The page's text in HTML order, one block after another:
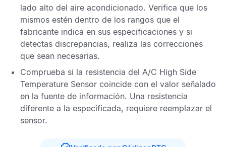
lado alto del aire acondicionado. Verifica que los
mismos estén dentro de los rangos que el
fabricante indica en sus especificaciones y si
detectas discrepancias, realiza las correcciones
que sean necesarias.
Comprueba si la resistencia del A/C High Side
Temperature Sensor coincide con el valor señalado
en la fuente de información. Una resistencia
diferente a la especificada, requiere reemplazar el
sensor.